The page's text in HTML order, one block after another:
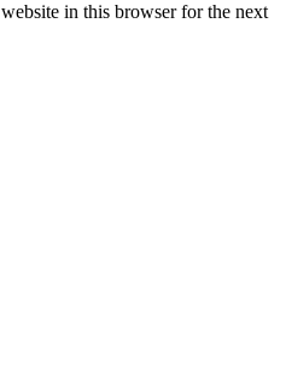
in this browser for the next